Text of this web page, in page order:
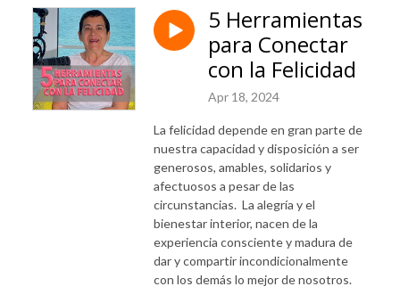
5 Herramientas
para Conectar
con la Felicidad
Apr 18, 2024
La felicidad depende en gran parte de
nuestra capacidad y disposición a ser
generosos, amables, solidarios y
afectuosos a pesar de las
circunstancias. La alegría y el
bienestar interior, nacen de la
experiencia consciente y madura de
dar y compartir incondicionalmente
con los demás lo mejor de nosotros.